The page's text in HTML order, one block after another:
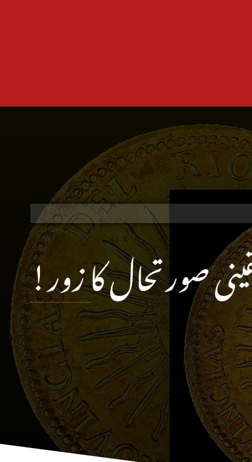
صورتحال کا زور!